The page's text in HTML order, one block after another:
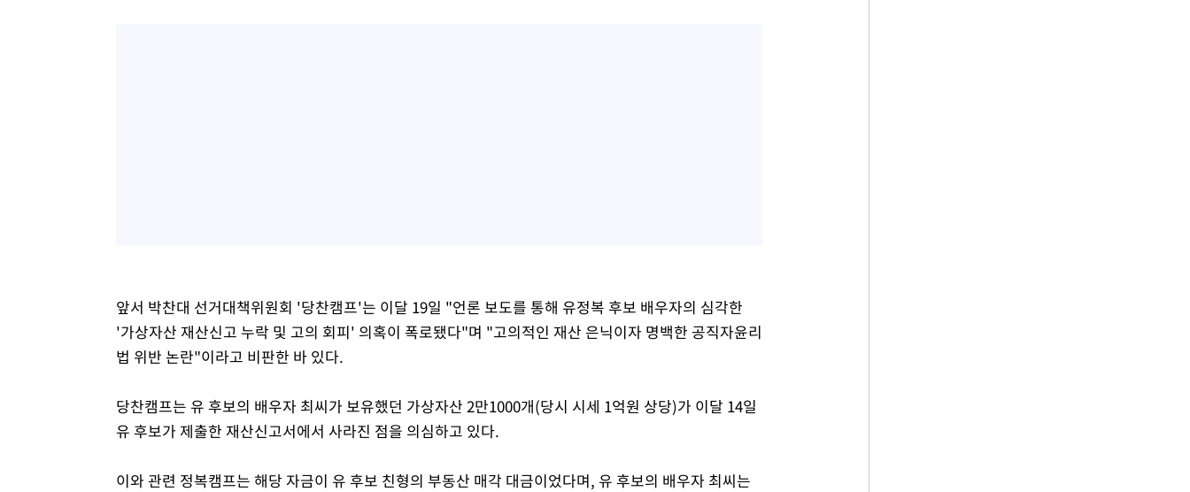
앞서 박찬대 선거대책위원회 '당찬캠프'는 이달 19일 "언론 보도를 통해 유정복 후보 배우자의 심각한
'가상자산 재산신고 누락 및 고의 회피' 의혹이 폭로됐다"며 "고의적인 재산 은닉이자 명백한 공직자윤리
법 위반 논란"이라고 비판한 바 있다.
당찬캠프는 유 후보의 배우자 최씨가 보유했던 가상자산 2만1000개(당시 시세 1억원 상당)가 이달 14일
유 후보가 제출한 재산신고서에서 사라진 점을 의심하고 있다.
이와 관련 정복캠프는 해당 자금이 유 후보 친형의 부동산 매각 대금이었다며, 유 후보의 배우자 최씨는